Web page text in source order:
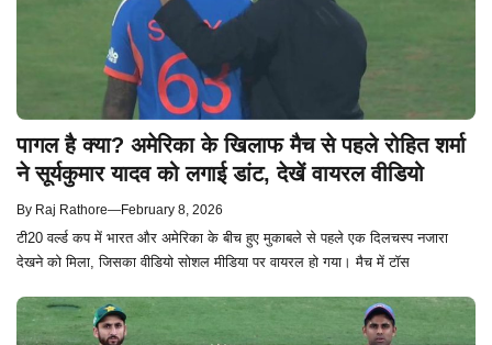
पागल है क्या? अमेरिका के खिलाफ मैच से पहले रोहित शर्मा
ने सूर्यकुमार यादव को लगाई डांट, देखें वायरल वीडियो
By Raj Rathore—February 8, 2026
टी20 वर्ल्ड कप में भारत और अमेरिका के बीच हुए मुकाबले से पहले एक दिलचस्प नजारा
देखने को मिला, जिसका वीडियो सोशल मीडिया पर वायरल हो गया। मैच में टॉस